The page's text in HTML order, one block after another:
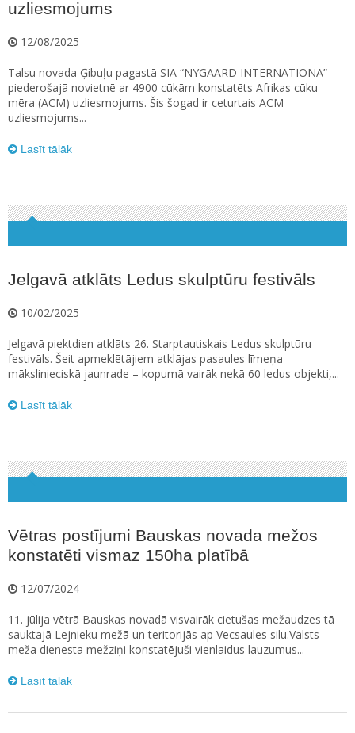
uzliesmojums
12/08/2025
Talsu novada Ģibuļu pagastā SIA “NYGAARD INTERNATIONA”
piederošajā novietnē ar 4900 cūkām konstatēts Āfrikas cūku
mēra (ĀCM) uzliesmojums. Šis šogad ir ceturtais ĀCM
uzliesmojums...
Lasīt tālāk
Jelgavā atklāts Ledus skulptūru festivāls
10/02/2025
Jelgavā piektdien atklāts 26. Starptautiskais Ledus skulptūru
festivāls. Šeit apmeklētājiem atklājas pasaules līmeņa
mākslinieciskā jaunrade – kopumā vairāk nekā 60 ledus objekti,...
Lasīt tālāk
Vētras postījumi Bauskas novada mežos
konstatēti vismaz 150ha platībā
12/07/2024
11. jūlija vētrā Bauskas novadā visvairāk cietušas mežaudzes tā
sauktajā Lejnieku mežā un teritorijās ap Vecsaules silu.Valsts
meža dienesta mežziņi konstatējuši vienlaidus lauzumus...
Lasīt tālāk